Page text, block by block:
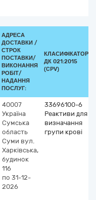
АДРЕСА
ДОСТАВКИ /
СТРОК
ПОСТАВКИ/
ВИКОНАННЯ
РОБІТ/
НАДАННЯ
ПОСЛУГ:
КЛАСИФІКАТОР
ДК 021:2015
(CPV)
40007
Україна
Сумська
область
Суми вул.
Харківська,
будинок
116
по 31-12-
2026
33696100-6
Реактиви для
визначання
групи крові